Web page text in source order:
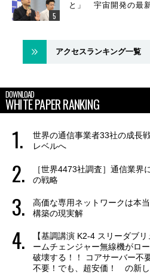
と」 宇宙開発の最
アクセスランキング一覧
DOWNLOAD
WHITE PAPER RANKING
世界の通信事業者33社の成長
レベルへ
［世界4473社調査］通信業
の戦略
高価な専用ネットワークは本
構築の現実解
【基調講演 K2-4 スリーダブ
ームチェンジャー無線機がロ
破壊する！！ コアサーバー不
不要！でも、超安価！ の新